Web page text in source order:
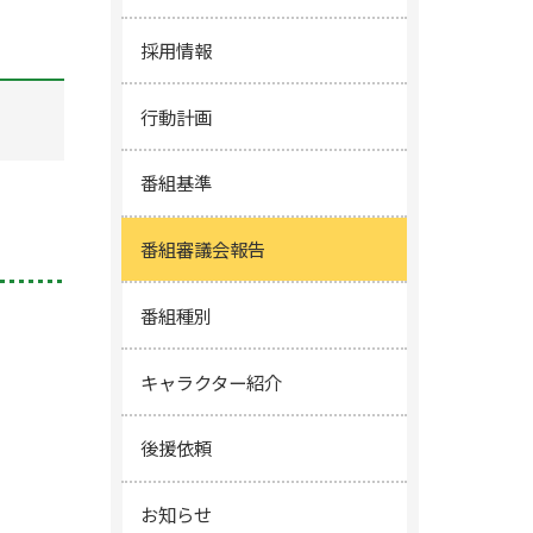
採用情報
行動計画
番組基準
番組審議会報告
番組種別
キャラクター紹介
後援依頼
お知らせ